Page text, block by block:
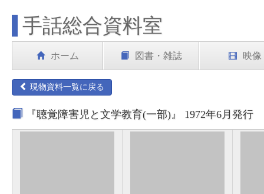
手話総合資料室
ホーム 図書・雑誌 映像
現物資料一覧に戻る
『聴覚障害児と文学教育(一部)』 1972年6月発